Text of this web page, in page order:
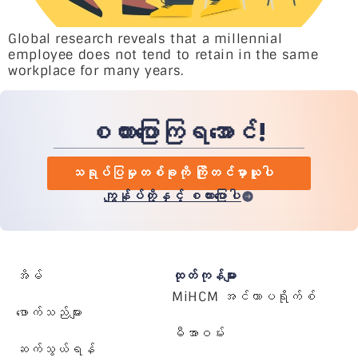
Global research reveals that a millennial
employee does not tend to retain in the same
workplace for many years.
စကားပြောကြရအောင်!
သရုပ်ပြမှုတစ်ခုကို ကြိုတင်မှာယူပါ
ကျွန်ုပ်တို့နှင့် စကားပြောပါ
အိမ်
ဖောက်သည်များ
ဆက်သွယ်ရန်
ထုတ်ကုန်များ
MiHCM အင်တာပရိုက်စ်
မီအာဝမ်း